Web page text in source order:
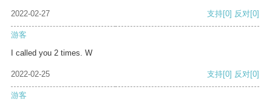
2022-02-27 支持[0] 反对[0]
游客
I called you 2 times. W
2022-02-25 支持[0] 反对[0]
游客